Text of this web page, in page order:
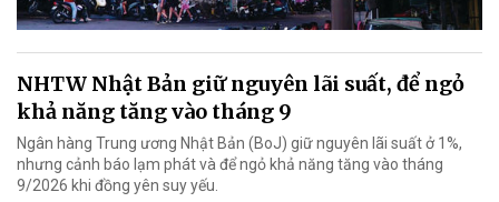
NHTW Nhật Bản giữ nguyên lãi suất, để ngỏ
khả năng tăng vào tháng 9
Ngân hàng Trung ương Nhật Bản (BoJ) giữ nguyên lãi suất ở 1%,
nhưng cảnh báo lạm phát và để ngỏ khả năng tăng vào tháng
9/2026 khi đồng yên suy yếu.